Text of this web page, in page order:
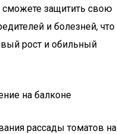
защитить свою
и болезней, что
рост и обильный
на балконе
рассады томатов на